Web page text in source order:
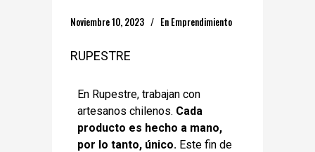
Noviembre 10, 2023 En Emprendimiento
RUPESTRE
En Rupestre, trabajan con
artesanos chilenos. Cada
producto es hecho a mano,
por lo tanto, único. Este fin de